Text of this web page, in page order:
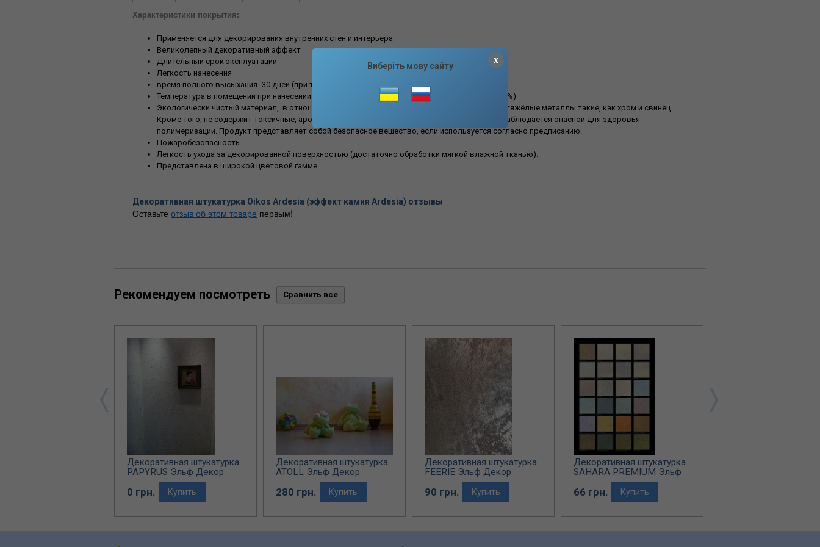
Характеристики покрытия:
Применяется для декорирования внутренних стен и интерьера
Великолепный декоративный эффект
Длительный срок эксплуатации
Легкость нанесения
время полного высыхания- 30 дней (при температуре 20С и относительной влажностью 75%)
Температура в помещении при нанесении от +10С до +36% (при относительной влажности 80 %)
Экологически чистый материал, в отношении человека и окружающей среды.Не содержит тяжёлые металлы такие, как хром и свинец.
Кроме того, не содержит токсичные, ароматические, хлоросодержащие растворители. Не наблюдается опасной для здоровья
полимеризации. Продукт представляет собой безопасное вещество, если используется согласно предписанию.
Пожаробезопасность
Легкость ухода за декорированной поверхностью (достаточно обработки мягкой влажной тканью).
Представлена в широкой цветовой гамме.
Декоративная штукатурка Oikos Ardesia (эффект камня Ardesia) отзывы
Оставьте отзыв об этом товаре первым!
Рекомендуем посмотреть
Декоративная штукатурка
PAPYRUS Эльф Декор
0 грн. Купить
Декоративная штукатурка
ATOLL Эльф Декор
280 грн. Купить
Декоративная штукатурка
FEERIE Эльф Декор
(перламутровое покрытие)
90 грн. Купить
Декоративная штукатурка
SAHARA PREMIUM Эльф
66 грн. Купить
x
Виберіть мову сайту